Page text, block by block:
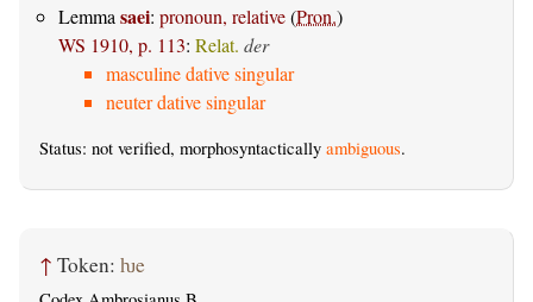
Lemma saei: pronoun, relative(Pron.)
WS 1910, p. 113: Relat. der
masculine dative singular
neuter dative singular
Status: not verified, morphosyntactically ambiguous.
↑ Token: ƕe